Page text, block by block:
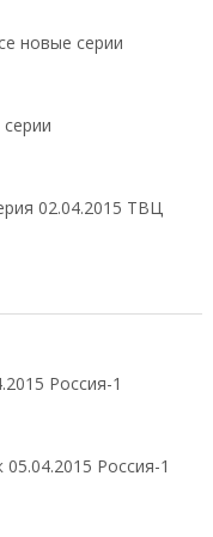
новые серии
02.04.2015 ТВЦ
Россия-1
Россия-1